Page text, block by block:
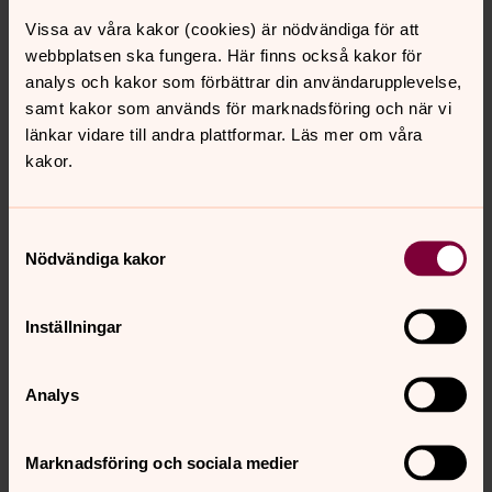
Vissa av våra kakor (cookies) är nödvändiga för att
webbplatsen ska fungera. Här finns också kakor för
analys och kakor som förbättrar din användarupplevelse,
samt kakor som används för marknadsföring och när vi
länkar vidare till andra plattformar. Läs mer om våra
kakor.
Nödvändiga kakor
Inställningar
Analys
Marknadsföring och sociala medier
Martina Rung
Direkt: 0224-31680
Har hand om pastoratets diakonala uppgifter,
alltifrån att arrangera fester till att besöka våra
är även involverad i några av våra barngrupper.